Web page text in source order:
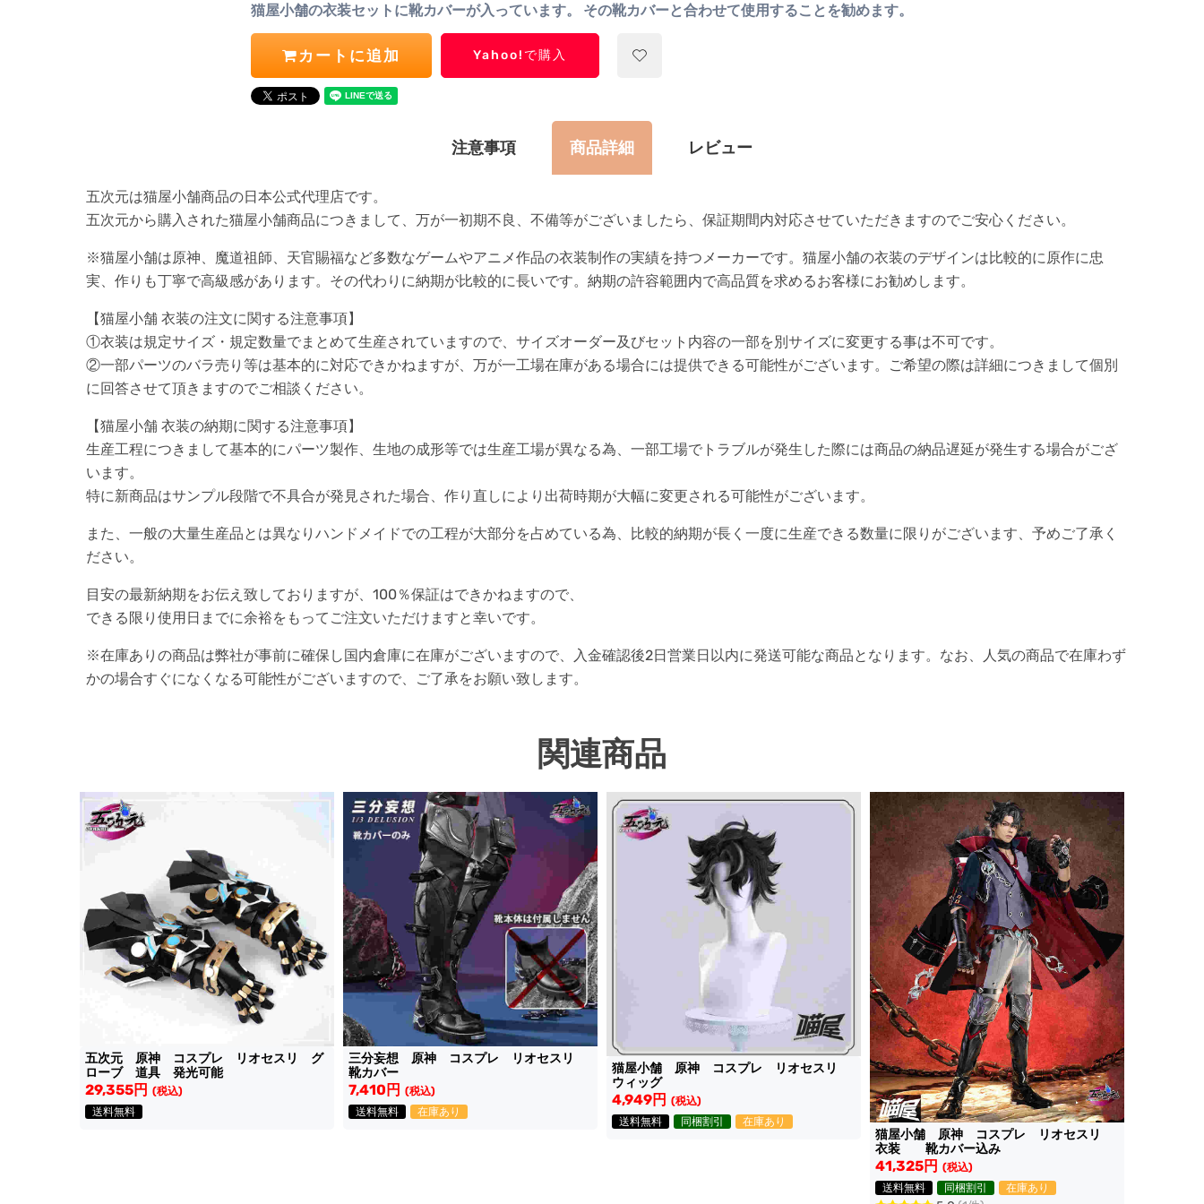
猫屋小舗の衣装セットに靴カバーが入っています。 その靴カバーと合わせて使用することを勧めます。
カートに追加 Yahoo!で購入
注意事項 商品詳細 レビュー
五次元は猫屋小舗商品の日本公式代理店です。
五次元から購入された猫屋小舗商品につきまして、万が一初期不良、不備等がございましたら、保証期間内対応させていただきますのでご安心ください。
※猫屋小舗は原神、魔道祖師、天官賜福など多数なゲームやアニメ作品の衣装制作の実績を持つメーカーです。猫屋小舗の衣装のデザインは比較的に原作に忠
実、作りも丁寧で高級感があります。その代わりに納期が比較的に長いです。納期の許容範囲内で高品質を求めるお客様にお勧めします。
【猫屋小舗 衣装の注文に関する注意事項】
①衣装は規定サイズ・規定数量でまとめて生産されていますので、サイズオーダー及びセット内容の一部を別サイズに変更する事は不可です。
②一部パーツのバラ売り等は基本的に対応できかねますが、万が一工場在庫がある場合には提供できる可能性がございます。ご希望の際は詳細につきまして個別
に回答させて頂きますのでご相談ください。
【猫屋小舗 衣装の納期に関する注意事項】
生産工程につきまして基本的にパーツ製作、生地の成形等では生産工場が異なる為、一部工場でトラブルが発生した際には商品の納品遅延が発生する場合がござ
います。
特に新商品はサンプル段階で不具合が発見された場合、作り直しにより出荷時期が大幅に変更される可能性がございます。
また、一般の大量生産品とは異なりハンドメイドでの工程が大部分を占めている為、比較的納期が長く一度に生産できる数量に限りがございます、予めご了承く
ださい。
目安の最新納期をお伝え致しておりますが、100％保証はできかねますので、
できる限り使用日までに余裕をもってご注文いただけますと幸いです。
※在庫ありの商品は弊社が事前に確保し国内倉庫に在庫がございますので、入金確認後2日営業日以内に発送可能な商品となります。なお、人気の商品で在庫わず
かの場合すぐになくなる可能性がございますので、ご了承をお願い致します。
関連商品
五次元 原神 コスプレ リオセスリ グ
ローブ 道具 発光可能
29,355円 (税込)
送料無料
三分妄想 原神 コスプレ リオセスリ
靴カバー
7,410円 (税込)
送料無料
在庫あり
猫屋小舗 原神 コスプレ リオセスリ
ウィッグ
4,949円 (税込)
送料無料
同梱割引 在庫あり
猫屋小舗 原神 コスプレ リオセスリ
衣装 靴カバー込み
41,325円 (税込)
送料無料
同梱割引 在庫あり